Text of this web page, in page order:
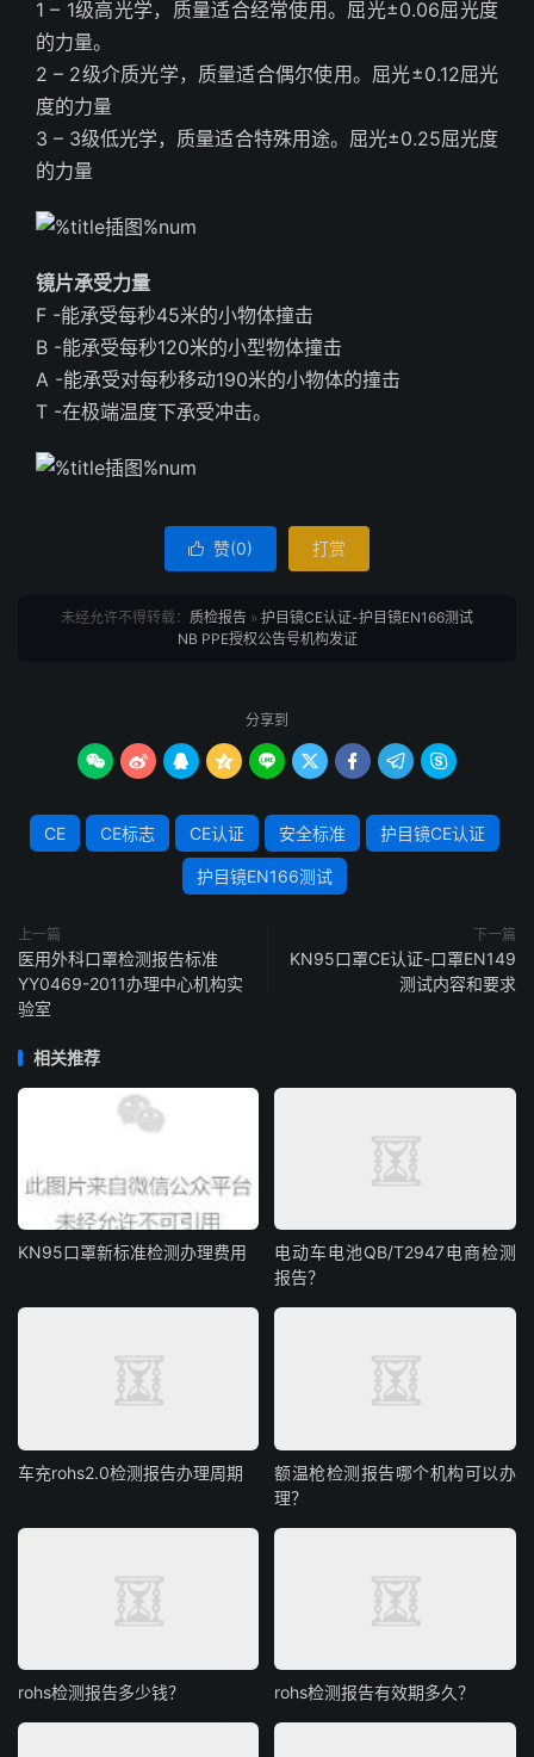
1 – 1级高光学，质量适合经常使用。屈光±0.06屈光度
的力量。
2 – 2级介质光学，质量适合偶尔使用。屈光±0.12屈光
度的力量
3 – 3级低光学，质量适合特殊用途。屈光±0.25屈光度
的力量
镜片承受力量
F -能承受每秒45米的小物体撞击
B -能承受每秒120米的小型物体撞击
A -能承受对每秒移动190米的小物体的撞击
T -在极端温度下承受冲击。
 赞(0) 打赏
未经允许不得转载： 质检报告 » 护目镜CE认证-护目镜EN166测试
NB PPE授权公告号机构发证
分享到
        
CE CE标志 CE认证 安全标准 护目镜CE认证
护目镜EN166测试
上一篇
医用外科口罩检测报告标准
YY0469-2011办理中心机构实
验室
下一篇
KN95口罩CE认证-口罩EN149
测试内容和要求
相关推荐
KN95口罩新标准检测办理费用
电动车电池QB/T2947电商检测
报告？
车充rohs2.0检测报告办理周期
额温枪检测报告哪个机构可以办
理？
rohs检测报告多少钱？ rohs检测报告有效期多久？